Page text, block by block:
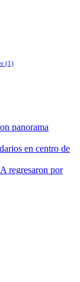
(1)
panorama
en centro de
regresaron por